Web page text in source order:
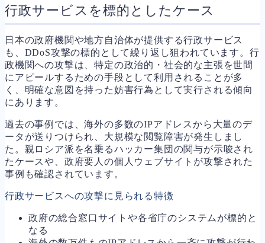
行政サービスを標的としたケース
日本の政府機関や地方自治体が提供する行政サービス
も、DDoS攻撃の標的として繰り返し狙われています。行
政機関への攻撃は、特定の政治的・社会的な主張を世間
にアピールするための手段として利用されることが多
く、明確な意図を持った妨害行為として実行される傾向
にあります。
過去の事例では、海外の多数のIPアドレスから大量のデ
ータが送りつけられ、大規模な閲覧障害が発生しまし
た。親ロシア派を名乗るハッカー集団の関与が示唆され
たケースや、政府要人の個人ウェブサイトが攻撃された
事例も確認されています。
行政サービスへの攻撃に見られる特徴
政府の総合窓口サイトや各省庁のシステムが標的と
なる